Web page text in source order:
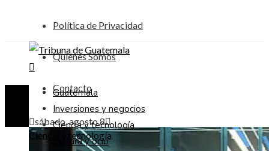
Política de Privacidad
Quiénes Somos
Contacto
sábado, agosto 8
Guatemala
Inversiones y negocios
Ciencia y tecnología
Cultura y ocio
Ciencia y tecnología